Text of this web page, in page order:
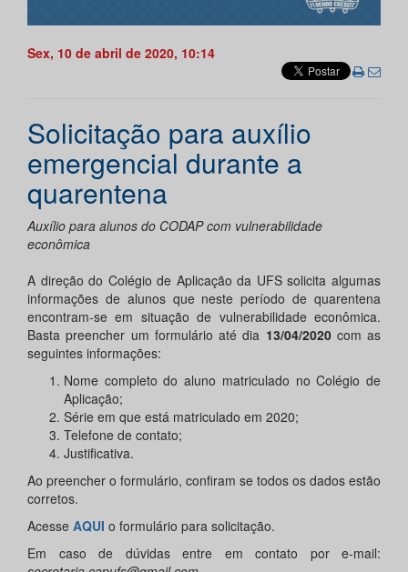
Sex, 10 de abril de 2020, 10:14
Solicitação para auxílio
emergencial durante a
quarentena
Auxílio para alunos do CODAP com vulnerabilidade
econômica
A direção do Colégio de Aplicação da UFS solicita algumas
informações de alunos que neste período de quarentena
encontram-se em situação de vulnerabilidade econômica.
Basta preencher um formulário até dia 13/04/2020 com as
seguintes informações:
Nome completo do aluno matriculado no Colégio de
Aplicação;
Série em que está matriculado em 2020;
Telefone de contato;
Justificativa.
Ao preencher o formulário, confiram se todos os dados estão
corretos.
Acesse AQUI o formulário para solicitação.
Em caso de dúvidas entre em contato por e-mail: